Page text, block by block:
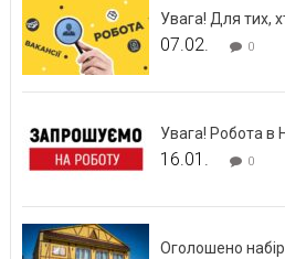
Увага! Для тих,
07.02. 0
Увага! Робота в
16.01. 0
Оголошено набір